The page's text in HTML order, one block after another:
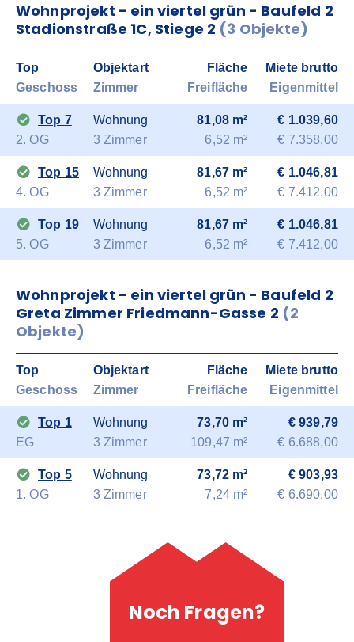
Wohnprojekt - ein viertel grün - Baufeld 2
Stadionstraße 1C, Stiege 2 (3 Objekte)
Top
Geschoss
Objektart
Zimmer
Fläche
Freifläche
Miete brutto
Eigenmittel
Top 7
2. OG
Wohnung
3 Zimmer
81,08 m²
6,52 m²
€ 1.039,60
€ 7.358,00
Top 15
4. OG
Wohnung
3 Zimmer
81,67 m²
6,52 m²
€ 1.046,81
€ 7.412,00
Top 19
5. OG
Wohnung
3 Zimmer
81,67 m²
6,52 m²
€ 1.046,81
€ 7.412,00
Wohnprojekt - ein viertel grün - Baufeld 2
Greta Zimmer Friedmann-Gasse 2 (2
Objekte)
Top
Geschoss
Objektart
Zimmer
Fläche
Freifläche
Miete brutto
Eigenmittel
Top 1
EG
Wohnung
3 Zimmer
73,70 m²
109,47 m²
€ 939,79
€ 6.688,00
Top 5
1. OG
Wohnung
3 Zimmer
73,72 m²
7,24 m²
€ 903,93
€ 6.690,00
Noch Fragen?